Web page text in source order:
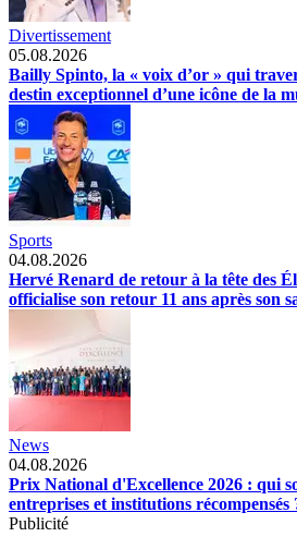
Divertissement
05.08.2026
Bailly Spinto, la « voix d’or » qui
destin exceptionnel d’une icône de la
Sports
04.08.2026
Hervé Renard de retour à la tête des
officialise son retour 11 ans après son
News
04.08.2026
Prix National d'Excellence 2026 : qui
entreprises et institutions récompensés
Publicité